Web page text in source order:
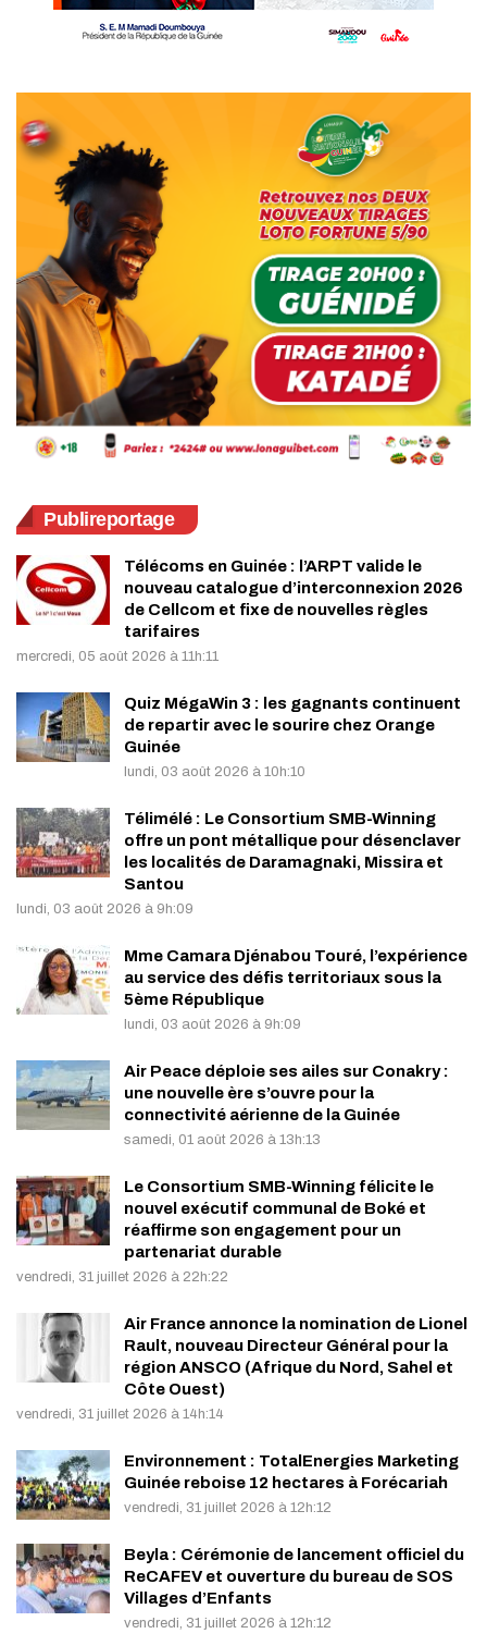
Publireportage
Télécoms en Guinée : l’ARPT valide le
nouveau catalogue d’interconnexion 2026
de Cellcom et fixe de nouvelles règles
tarifaires
mercredi, 05 août 2026 à 11h:11
Quiz MégaWin 3 : les gagnants continuent
de repartir avec le sourire chez Orange
Guinée
lundi, 03 août 2026 à 10h:10
Télimélé : Le Consortium SMB-Winning
offre un pont métallique pour désenclaver
les localités de Daramagnaki, Missira et
Santou
lundi, 03 août 2026 à 9h:09
Mme Camara Djénabou Touré, l’expérience
au service des défis territoriaux sous la
5ème République
lundi, 03 août 2026 à 9h:09
Air Peace déploie ses ailes sur Conakry :
une nouvelle ère s’ouvre pour la
connectivité aérienne de la Guinée
samedi, 01 août 2026 à 13h:13
Le Consortium SMB-Winning félicite le
nouvel exécutif communal de Boké et
réaffirme son engagement pour un
partenariat durable
vendredi, 31 juillet 2026 à 22h:22
Air France annonce la nomination de Lionel
Rault, nouveau Directeur Général pour la
région ANSCO (Afrique du Nord, Sahel et
Côte Ouest)
vendredi, 31 juillet 2026 à 14h:14
Environnement : TotalEnergies Marketing
Guinée reboise 12 hectares à Forécariah
vendredi, 31 juillet 2026 à 12h:12
Beyla : Cérémonie de lancement officiel du
ReCAFEV et ouverture du bureau de SOS
Villages d’Enfants
vendredi, 31 juillet 2026 à 12h:12